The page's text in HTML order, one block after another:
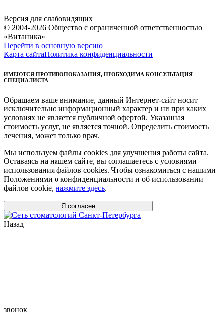
Версия для слабовидящих
© 2004-2026 Общество с ограниченной ответственностью
«Витаника»
Перейти в основную версию
Карта сайтаПолитика конфиденциальности
ИМЕЮТСЯ ПРОТИВОПОКАЗАНИЯ, НЕОБХОДИМА КОНСУЛЬТАЦИЯ
СПЕЦИАЛИСТА
Обращаем ваше внимание, данный Интернет-сайт носит
исключительно информационный характер и ни при каких
условиях не является публичной офертой. Указанная
стоимость услуг, не является точной. Определить стоимость
лечения, может только врач.
Мы используем файлы cookies для улучшения работы сайта.
Оставаясь на нашем сайте, вы соглашаетесь с условиями
использования файлов cookies. Чтобы ознакомиться с нашими
Положениями о конфиденциальности и об использовании
файлов cookie, нажмите здесь.
Я согласен
Назад
звонок